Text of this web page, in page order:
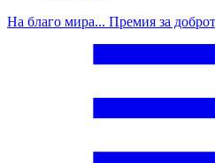
На благо мира... Премия за